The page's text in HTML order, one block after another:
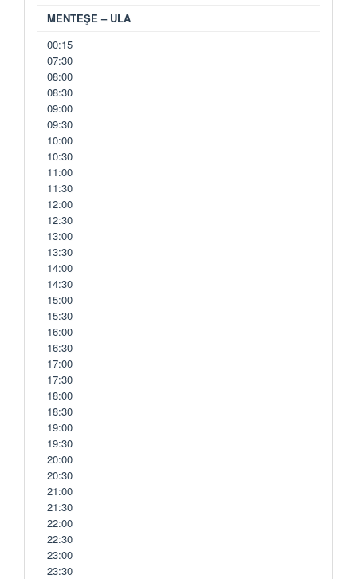
MENTEŞE – ULA
00:15
07:30
08:00
08:30
09:00
09:30
10:00
10:30
11:00
11:30
12:00
12:30
13:00
13:30
14:00
14:30
15:00
15:30
16:00
16:30
17:00
17:30
18:00
18:30
19:00
19:30
20:00
20:30
21:00
21:30
22:00
22:30
23:00
23:30